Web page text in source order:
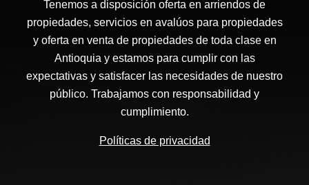
Tenemos a disposición oferta en arriendos de
propiedades, servicios en avalúos para propiedades
y oferta en venta de propiedades de toda clase en
Antioquia y estamos para cumplir con las
expectativas y satisfacer las necesidades de nuestro
público. Trabajamos con responsabilidad y
cumplimiento.
Políticas de privacidad